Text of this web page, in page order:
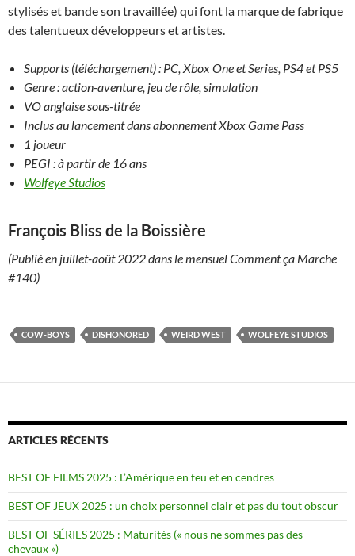
stylisés et bande son travaillée) qui font la marque de fabrique
des talentueux développeurs et artistes.
Supports (téléchargement) : PC, Xbox One et Series, PS4 et PS5
Genre : action-aventure, jeu de rôle, simulation
VO anglaise sous-titrée
Inclus au lancement dans abonnement Xbox Game Pass
1 joueur
PEGI : à partir de 16 ans
Wolfeye Studios
François Bliss de la Boissière
(Publié en juillet-août 2022 dans le mensuel Comment ça Marche
#140)
COW-BOYS DISHONORED WEIRD WEST WOLFEYE STUDIOS
ARTICLES RÉCENTS
BEST OF FILMS 2025 : L’Amérique en feu et en cendres
BEST OF JEUX 2025 : un choix personnel clair et pas du tout obscur
BEST OF SÉRIES 2025 : Maturités (« nous ne sommes pas des
chevaux »)